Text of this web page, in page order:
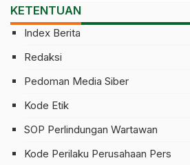
KETENTUAN
Index Berita
Redaksi
Pedoman Media Siber
Kode Etik
SOP Perlindungan Wartawan
Kode Perilaku Perusahaan Pers